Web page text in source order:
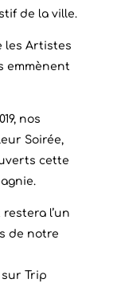
de la ville.
les Artistes
emmènent
nos
Soirée,
cette
restera l’un
de notre
sur Trip